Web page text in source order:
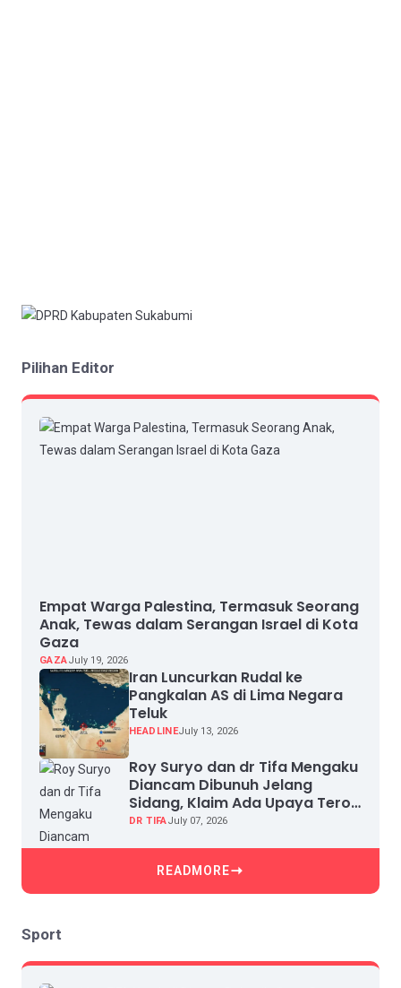
Pilihan Editor
Empat Warga Palestina, Termasuk Seorang
Anak, Tewas dalam Serangan Israel di Kota
Gaza
GAZAJuly 19, 2026
Iran Luncurkan Rudal ke
Pangkalan AS di Lima Negara
Teluk
HEADLINEJuly 13, 2026
Roy Suryo dan dr Tifa Mengaku
Diancam Dibunuh Jelang
Sidang, Klaim Ada Upaya Teror
dan Intimidasi
DR TIFAJuly 07, 2026
READMORE
Sport